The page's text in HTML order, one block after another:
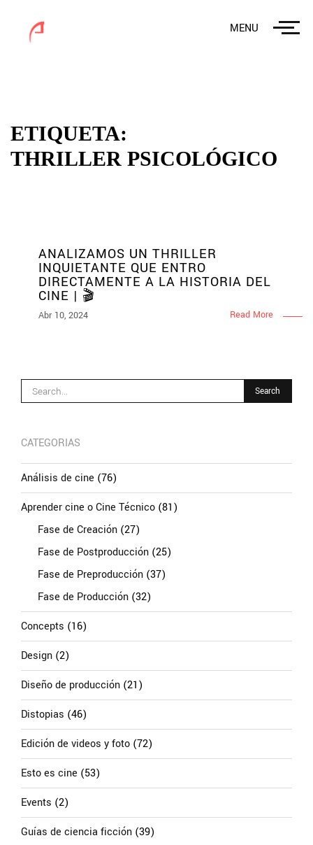
MENU
ETIQUETA:
THRILLER PSICOLÓGICO
ANALIZAMOS UN THRILLER
INQUIETANTE QUE ENTRO
DIRECTAMENTE A LA HISTORIA DEL
CINE | 🎬
Abr 10, 2024 Read More
CATEGORIAS
Análisis de cine (76)
Aprender cine o Cine Técnico (81)
Fase de Creación (27)
Fase de Postproducción (25)
Fase de Preproducción (37)
Fase de Producción (32)
Concepts (16)
Design (2)
Diseño de producción (21)
Distopias (46)
Edición de videos y foto (72)
Esto es cine (53)
Events (2)
Guías de ciencia ficción (39)